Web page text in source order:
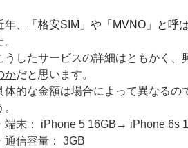
年、 「格安SIM」や「MVNO」と呼
。
うしたサービスの詳細はともかく、
かだと思います。
体的な金額は場合によって異なるの
。
端末： iPhone 5 16GB→ iPhone 6s
通信容量： 3GB